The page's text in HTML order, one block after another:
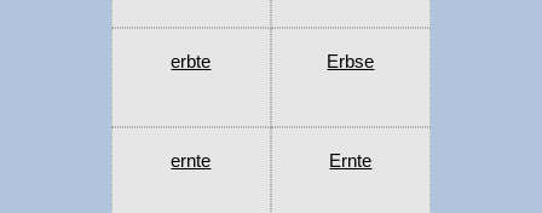
erbte Erbse
ernte Ernte